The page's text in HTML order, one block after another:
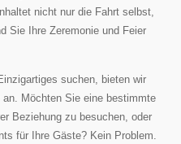
nicht nur die Fahrt selbst,
Sie Ihre Zeremonie und Feier
suchen, bieten wir
Möchten Sie eine bestimmte
Beziehung zu besuchen, oder
für Ihre Gäste? Kein Problem.